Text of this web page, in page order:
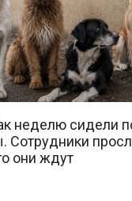
неделю сидели
Сотрудники
они ждут